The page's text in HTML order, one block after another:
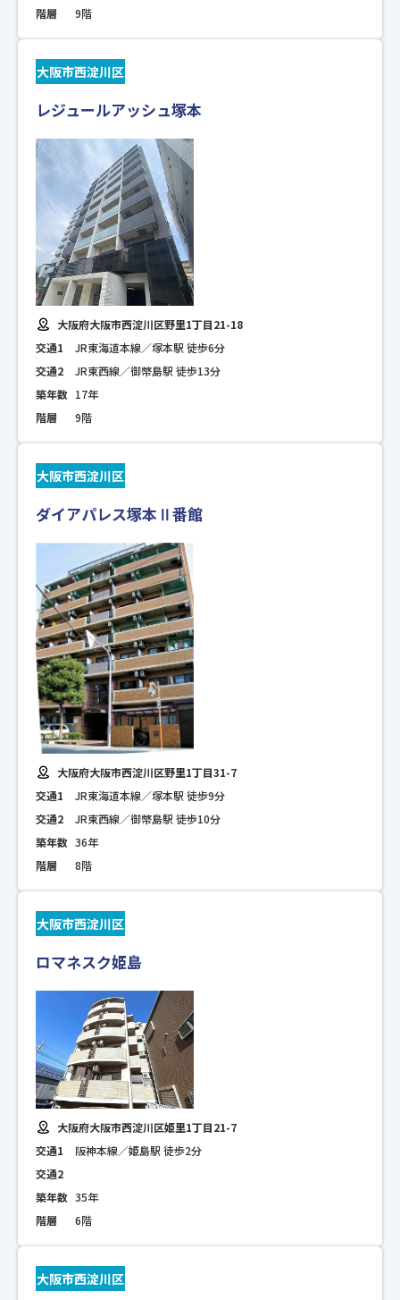
階層
9階
大阪市西淀川区
レジュールアッシュ塚本
大阪府大阪市西淀川区野里1丁目21-18
交通1
JR東海道本線／塚本駅 徒歩6分
交通2
JR東西線／御幣島駅 徒歩13分
築年数 17年
階層
9階
大阪市西淀川区
ダイアパレス塚本Ⅱ番館
大阪府大阪市西淀川区野里1丁目31-7
交通1
JR東海道本線／塚本駅 徒歩9分
交通2
JR東西線／御幣島駅 徒歩10分
築年数 36年
階層
8階
大阪市西淀川区
ロマネスク姫島
大阪府大阪市西淀川区姫里1丁目21-7
交通1
阪神本線／姫島駅 徒歩2分
交通2
築年数 35年
階層
6階
大阪市西淀川区